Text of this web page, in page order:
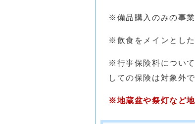
※備品購入のみの事
※飲食をメインとし
※行事保険料につい
しての保険は対象外で
※地蔵盆や祭灯など